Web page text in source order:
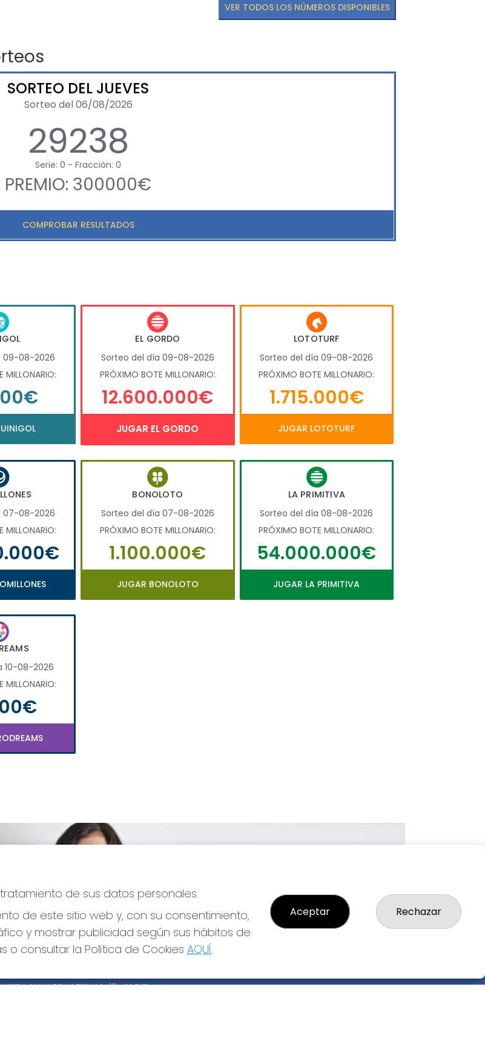
VER TODOS LOS NÚMEROS DISPONIBLES
SORTEO DEL JUEVES
Sorteo del 06/08/2026
29238
Serie: 0 - Fracción: 0
PREMIO: 300000€
COMPROBAR RESULTADOS
09-08-2026
MILLONARIO:
EL GORDO
Sorteo del día 09-08-2026
PRÓXIMO BOTE MILLONARIO:
12.600.000€
JUGAR EL GORDO
LOTOTURF
Sorteo del día 09-08-2026
PRÓXIMO BOTE MILLONARIO:
1.715.000€
JUGAR LOTOTURF
07-08-2026
MILLONARIO:
BONOLOTO
Sorteo del día 07-08-2026
PRÓXIMO BOTE MILLONARIO:
1.100.000€
JUGAR BONOLOTO
LA PRIMITIVA
Sorteo del día 08-08-2026
PRÓXIMO BOTE MILLONARIO:
54.000.000€
JUGAR LA PRIMITIVA
10-08-2026
MILLONARIO:
Imagen siguiente
DE LOTERIAS: 17-CADIZ -
de sus datos personales.
de este sitio web y, con su consentimiento,
y mostrar publicidad según sus hábitos de
o consultar la Política de Cookies AQUÍ.
Aceptar Rechazar